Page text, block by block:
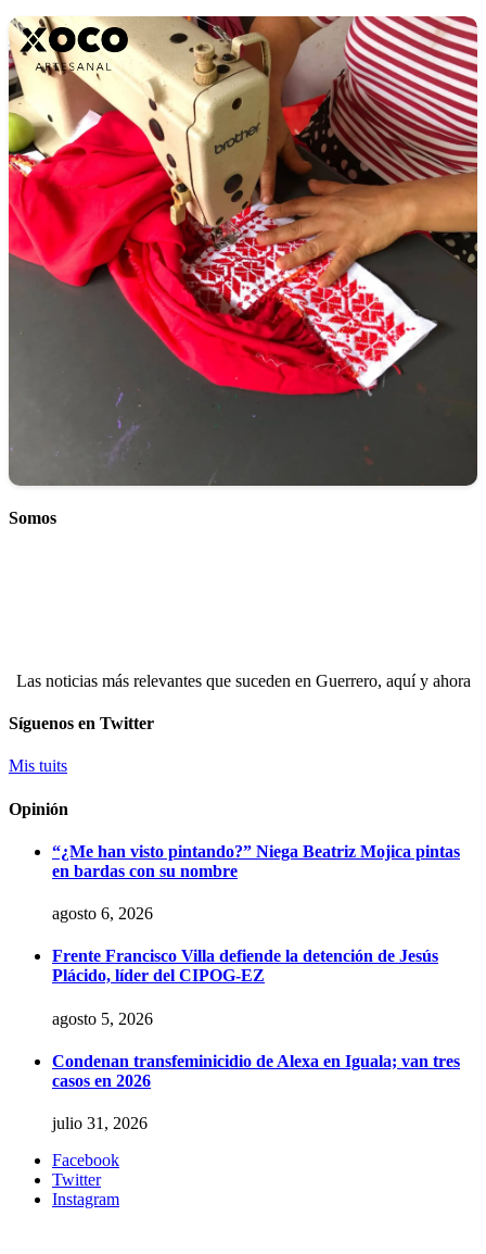
Somos
Las noticias más relevantes que suceden en Guerrero, aquí y ahora
Síguenos en Twitter
Mis tuits
Opinión
“¿Me han visto pintando?” Niega Beatriz Mojica pintas
en bardas con su nombre
agosto 6, 2026
Frente Francisco Villa defiende la detención de Jesús
Plácido, líder del CIPOG-EZ
agosto 5, 2026
Condenan transfeminicidio de Alexa en Iguala; van tres
casos en 2026
julio 31, 2026
Facebook
Twitter
Instagram